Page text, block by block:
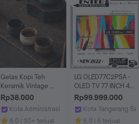
Gelas Kopi Teh
Keramik Vintage
Japanese Style Tea
Cup 80 ml
Rp38.000
Kota Administrasi Jakarta Barat
Viv Coffee
5.0 30+ terjual
LG OLED77C2PSA -
OLED TV 77 INCH 4K
DOLBYVISION
ATMOS OLED77C2
77C2PSA
Rp99.999.000
Kota Tangerang
Enter Electronic
5.0 5 terjual